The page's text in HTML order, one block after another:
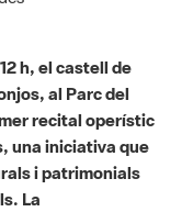
al Parc del
recital operístic
iniciativa que
i patrimonials
La
Marsol seran els
per